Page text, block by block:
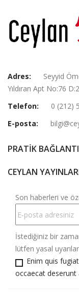
Adres:
Seyyid
Yıldıran Apt No:76
Telefon:
0 (212)
E-posta:
PRATİK
CEYLAN
Son haberleri ve
İstediğiniz bir
lütfen yasal
Enim quis
occaecat deserunt